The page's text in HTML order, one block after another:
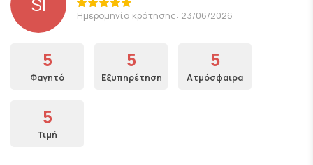
Ημερομηνία κράτησης: 23/06/2026
5
Φαγητό
5
Εξυπηρέτηση
5
Ατμόσφαιρα
5
Τιμή